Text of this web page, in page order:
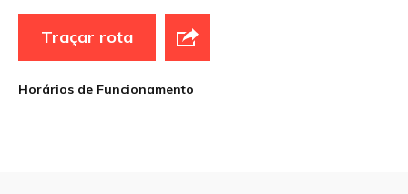
Traçar rota
Horários de Funcionamento